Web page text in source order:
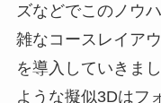
ズなどでこのノウ
雑なコースレイア
を導入していきま
ような擬似3Dはフ